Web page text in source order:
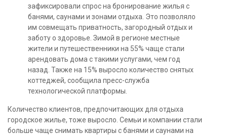
зафиксировали спрос на бронирование жилья с
банями, саунами и зонами отдыха. Это позволяло
им совмещать приватность, загородный отдых и
заботу о здоровье. Зимой в регионе местные
жители и путешественники на 55% чаще стали
арендовать дома с такими услугами, чем год
назад. Также на 15% выросло количество снятых
коттеджей, сообщила пресс-служба
технологической платформы.
Количество клиентов, предпочитающих для отдыха
городское жилье, тоже выросло. Семьи и компании стали
больше чаще снимать квартиры с банями и саунами на